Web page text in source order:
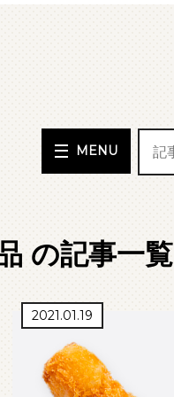
MENU
の記事一覧
2021.01.19